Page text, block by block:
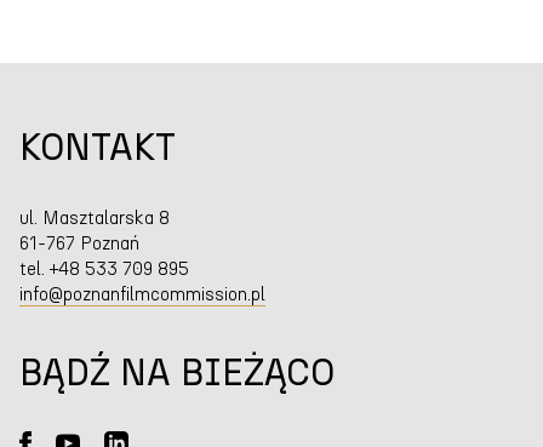
KONTAKT
ul. Masztalarska 8
61-767 Poznań
tel. +48 533 709 895
info@poznanfilmcommission.pl
BĄDŹ NA BIEŻĄCO